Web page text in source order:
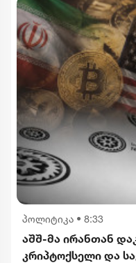
პოლიტიკა • 8:33
აშშ-მა ირანთან
კრიპტოქსელი და